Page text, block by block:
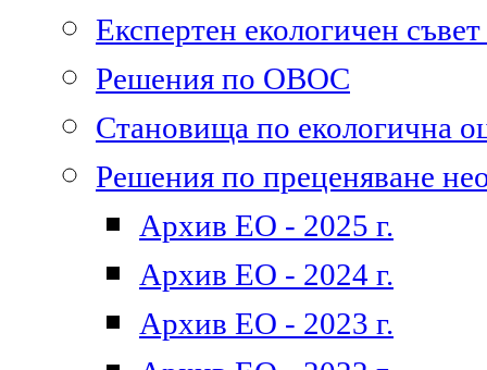
Експертен екологичен
Решения по ОВОС
Становища по екологична
Решения по преценяване
Архив ЕО - 2025 г.
Архив ЕО - 2024 г.
Архив ЕО - 2023 г.